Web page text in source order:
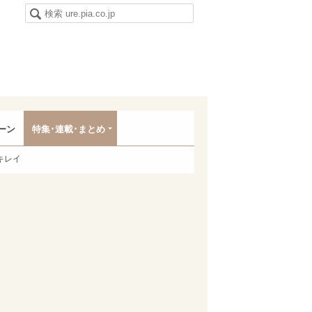
ン 特集･連載･まとめ
レイ